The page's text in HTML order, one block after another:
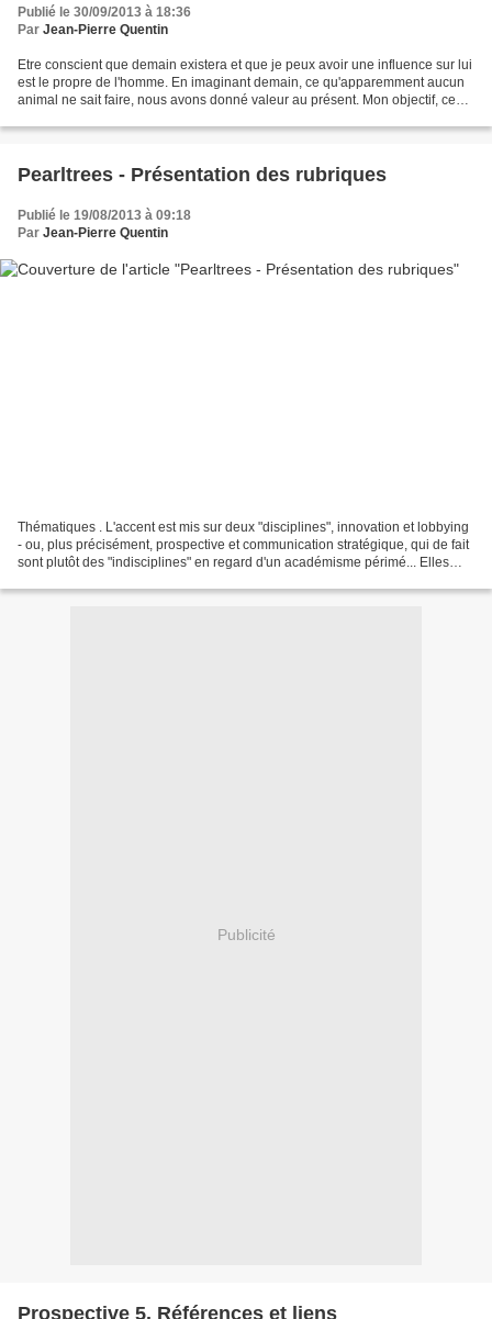
Publié le 30/09/2013 à 18:36
Par Jean-Pierre Quentin
Etre conscient que demain existera et que je peux avoir une influence sur lui
est le propre de l'homme. En imaginant demain, ce qu'apparemment aucun
animal ne sait faire, nous avons donné valeur au présent. Mon objectif, ce
Pearltrees - Présentation des rubriques
Publié le 19/08/2013 à 09:18
Par Jean-Pierre Quentin
Thématiques . L'accent est mis sur deux "disciplines", innovation et lobbying
- ou, plus précisément, prospective et communication stratégique, qui de fait
sont plutôt des "indisciplines" en regard d'un académisme périmé... Elles
Publicité
Prospective 5. Références et liens